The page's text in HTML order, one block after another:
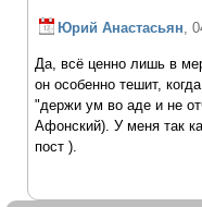
Юрий Анастасьян ,
Да, всё ценно лишь в
он особенно тешит,
"держи ум во аде и не
Афонский). У меня так
пост ).